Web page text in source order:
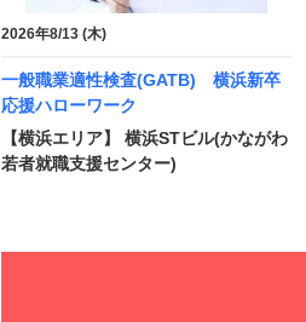
2026年8/13 (木)
一般職業適性検査(GATB) 横浜新卒
応援ハローワーク
【横浜エリア】 横浜STビル(かながわ
若者就職支援センター)